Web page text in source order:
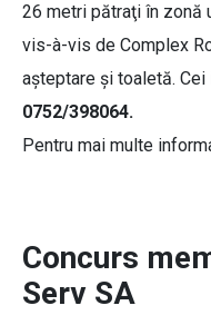
26 metri pătraţi în zonă
vis-à-vis de Complex
aşteptare şi toaletă.
0752/398064.
Pentru mai multe
Concurs
Serv SA